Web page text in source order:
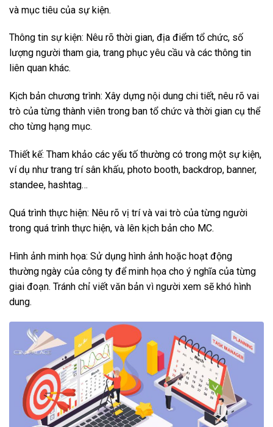
và mục tiêu của sự kiện.
Thông tin sự kiện: Nêu rõ thời gian, địa điểm tổ chức, số
lượng người tham gia, trang phục yêu cầu và các thông tin
liên quan khác.
Kịch bản chương trình: Xây dựng nội dung chi tiết, nêu rõ vai
trò của từng thành viên trong ban tổ chức và thời gian cụ thể
cho từng hạng mục.
Thiết kế: Tham khảo các yếu tố thường có trong một sự kiện,
ví dụ như trang trí sân khấu, photo booth, backdrop, banner,
standee, hashtag…
Quá trình thực hiện: Nêu rõ vị trí và vai trò của từng người
trong quá trình thực hiện, và lên kịch bản cho MC.
Hình ảnh minh họa: Sử dụng hình ảnh hoặc hoạt động
thường ngày của công ty để minh họa cho ý nghĩa của từng
giai đoạn. Tránh chỉ viết văn bản vì người xem sẽ khó hình
dung.